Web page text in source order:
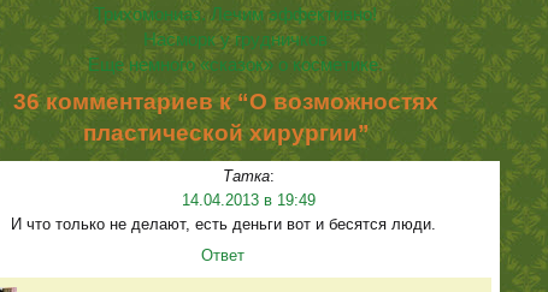
Трихомониаз. Лечим эффективно!
Насморк у грудничков
Еще немного «сказок» о косметике.
36 комментариев к “О возможностях
пластической хирургии”
Татка:
14.04.2013 в 19:49
И что только не делают, есть деньги вот и бесятся люди.
Ответ